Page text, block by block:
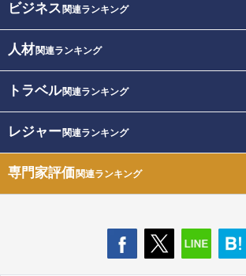
ビジネス 関連ランキング
人材関連ランキング
トラベル関連ランキング
レジャー関連ランキング
専門家評価関連ランキング